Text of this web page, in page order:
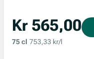
Kr 565,00
75 cl 753,33 kr/l